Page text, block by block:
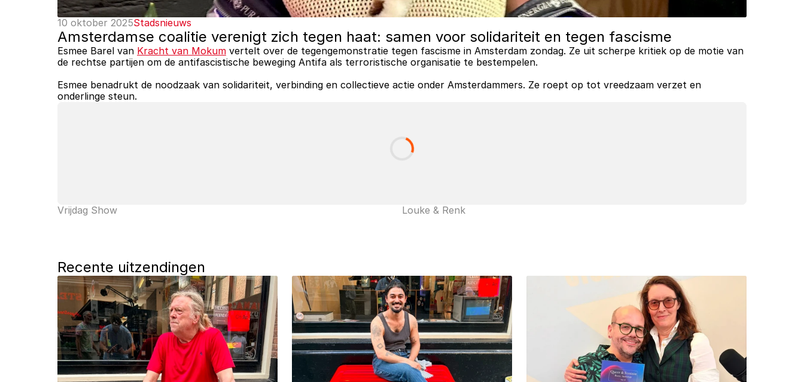
10 oktober 2025Stadsnieuws
Amsterdamse coalitie verenigt zich tegen haat: samen voor solidariteit en tegen fascisme
Esmee Barel van Kracht van Mokum vertelt over de tegengemonstratie tegen fascisme in Amsterdam zondag. Ze uit scherpe kritiek op de motie van
de rechtse partijen om de antifascistische beweging Antifa als terroristische organisatie te bestempelen.
Esmee benadrukt de noodzaak van solidariteit, verbinding en collectieve actie onder Amsterdammers. Ze roept op tot vreedzaam verzet en
onderlinge steun.
Vrijdag Show Louke & Renk
Recente uitzendingen